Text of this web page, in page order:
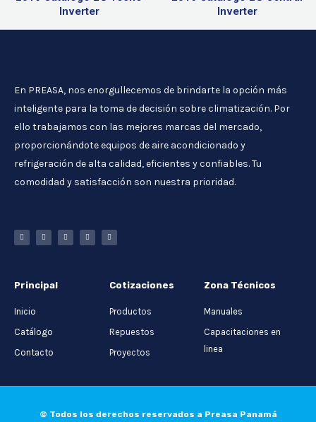
Inverter
Inverter
En PREASA, nos enorgullecemos de brindarte la opción más
inteligente para la toma de decisión sobre climatización. Por
ello trabajamos con las mejores marcas del mercado,
proporcionándote equipos de aire acondicionado y
refrigeración de alta calidad, eficientes y confiables. Tu
comodidad y satisfacción son nuestra prioridad.
Principal
Inicio
Catálogo
Contacto
Cotizaciones
Productos
Repuestos
Proyectos
Zona Técnicos
Manuales
Capacitaciones en
linea
© Todos los derechos reservados a Preasa Panamá